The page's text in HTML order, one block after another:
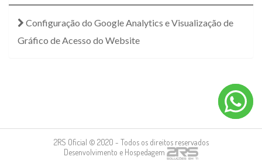
Configuração do Google Analytics e Visualização de
Gráfico de Acesso do Website
2RS Oficial © 2020 - Todos os direitos reservados
Desenvolvimento e Hospedagem